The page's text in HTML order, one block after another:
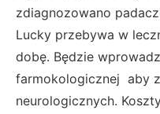
zdiagnozowano
Lucky przebywa w
dobę. Będzie
farmokologicznej aby
neurologicznych.